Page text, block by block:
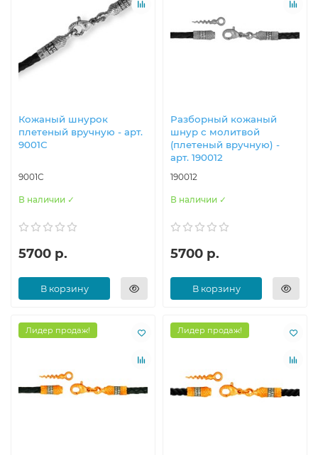
Кожаный шнурок
плетеный вручную - арт.
9001С
9001С
В наличии ✓
5700 р.
В корзину
Разборный кожаный
шнур с молитвой
(плетеный вручную) -
арт. 190012
190012
В наличии ✓
5700 р.
В корзину
Лидер продаж! Лидер продаж!